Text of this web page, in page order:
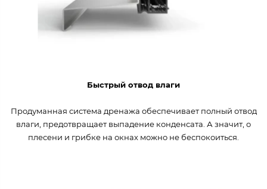
Быстрый отвод влаги
Продуманная система дренажа обеспечивает полный отвод
влаги, предотвращает выпадение конденсата. А значит, о
плесени и грибке на окнах можно не беспокоиться.